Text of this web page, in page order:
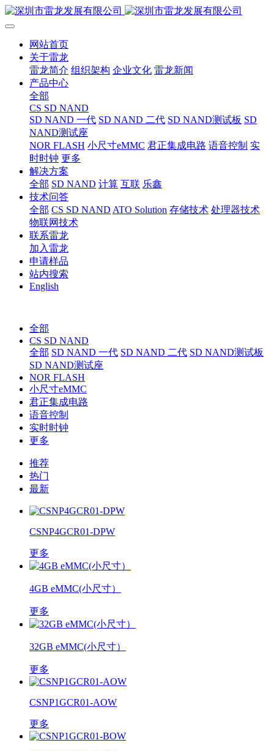
网站首页
关于雷龙
雷龙简介 组织架构 企业文化 雷龙新闻
产品中心
全部
CS SD NAND
SD NAND 一代 SD NAND 二代 SD NAND测试板 SD
NAND测试座
NOR FLASH 小尺寸eMMC 君正集成电路 语音控制 实
时时钟 更多
解决方案
全部 SD NAND 计算 互联 乐鑫
技术问答
全部 CS SD NAND ATO Solution 存储技术 处理器技术
物联网技术
联系雷龙
加入雷龙
申请样品
站内搜索
English
全部
CS SD NAND
全部 SD NAND 一代 SD NAND 二代 SD NAND测试板
SD NAND测试座
NOR FLASH
小尺寸eMMC
君正集成电路
语音控制
实时时钟
更多
推荐
热门
最新
CSNP4GCR01-DPW
更多
4GB eMMC(小尺寸）
更多
32GB eMMC(小尺寸）
更多
CSNP1GCR01-AOW
更多